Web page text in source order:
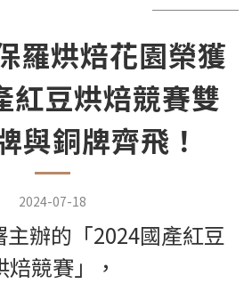
羅烘焙花園榮獲
紅豆烘焙競賽雙
與銅牌齊飛！
2024-07-18
辦的「2024國產紅豆
焙競賽」，